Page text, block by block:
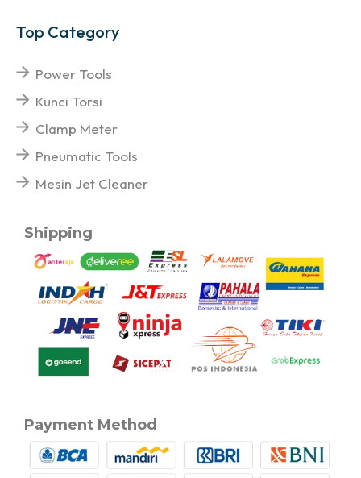
Top Category
Power Tools
Kunci Torsi
Clamp Meter
Pneumatic Tools
Mesin Jet Cleaner
Shipping
Payment Method